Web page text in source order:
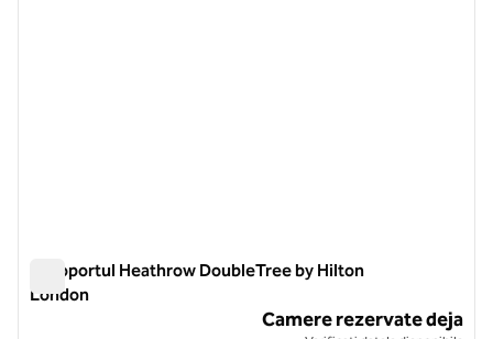
Aeroportul Heathrow DoubleTree by Hilton
London
Aeroportul Heathrow DoubleTree by Hilton London
Camere rezervate deja